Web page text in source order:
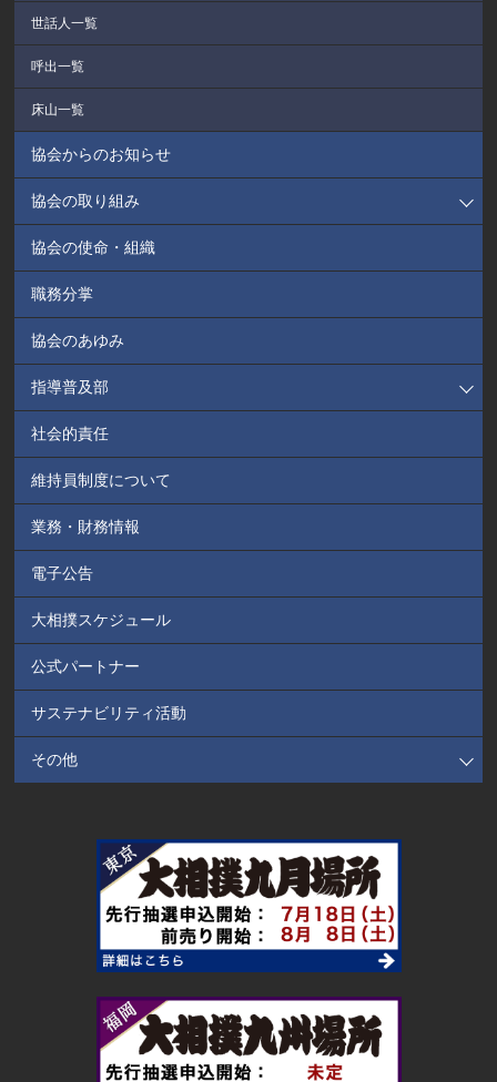
世話人一覧
呼出一覧
床山一覧
協会からのお知らせ
協会の取り組み
協会の使命・組織
職務分掌
協会のあゆみ
指導普及部
社会的責任
維持員制度について
業務・財務情報
電子公告
大相撲スケジュール
公式パートナー
サステナビリティ活動
その他